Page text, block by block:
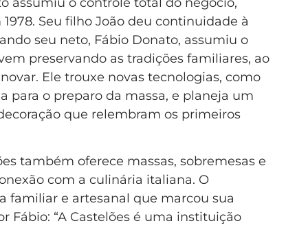
Seu filho João deu continuidade à
seu neto, Fábio Donato, assumiu o
preservando as tradições familiares, ao
Ele trouxe novas tecnologias, como
o preparo da massa, e planeja um
que relembram os primeiros
também oferece massas, sobremesas e
com a culinária italiana. O
familiar e artesanal que marcou sua
Fábio: “A Castelões é uma instituição